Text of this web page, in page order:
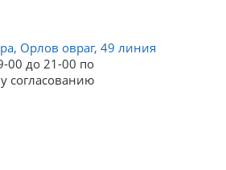
Орлов овраг, 49 линия
00 до 21-00 по
согласованию